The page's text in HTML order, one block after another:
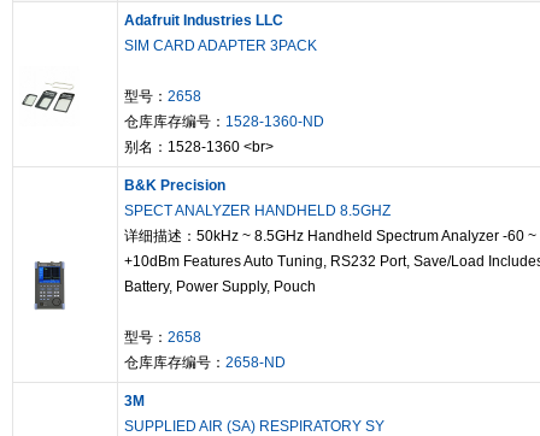
Adafruit Industries LLC
SIM CARD ADAPTER 3PACK
型号： 2658
仓库库存编号： 1528-1360-ND
别名：1528-1360 <br>
B&K Precision
SPECT ANALYZER HANDHELD 8.5GHZ
详细描述：50kHz ~ 8.5GHz Handheld Spectrum Analyzer -60 ~
+10dBm Features Auto Tuning, RS232 Port, Save/Load
Battery, Power Supply, Pouch
型号： 2658
仓库库存编号： 2658-ND
3M
SUPPLIED AIR (SA) RESPIRATORY SY